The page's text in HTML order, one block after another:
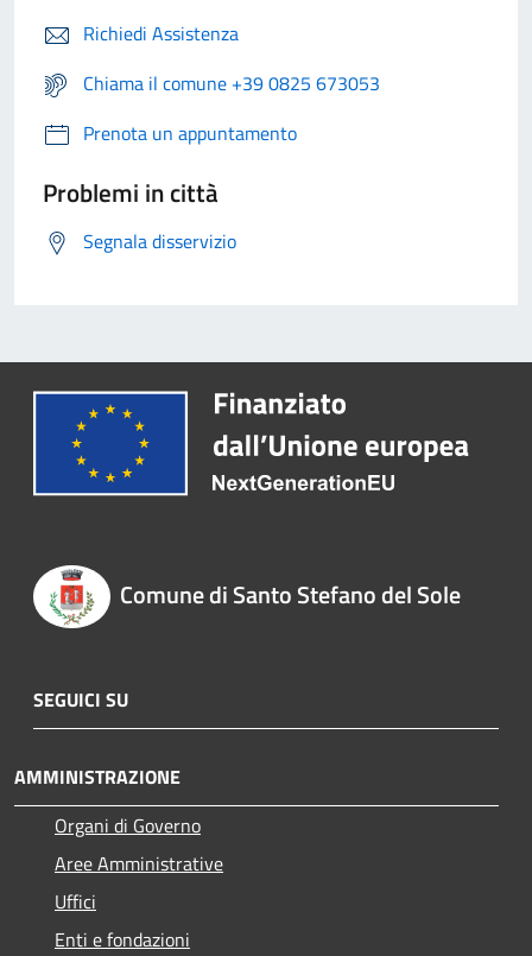
Richiedi Assistenza
Chiama il comune +39 0825 673053
Prenota un appuntamento
Problemi in città
Segnala disservizio
Comune di Santo Stefano del Sole
SEGUICI SU
AMMINISTRAZIONE
Organi di Governo
Aree Amministrative
Uffici
Enti e fondazioni